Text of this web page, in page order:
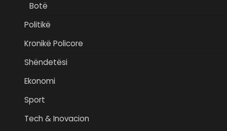
Botë
Politikë
Kronikë Policore
Shëndetësi
Ekonomi
Sport
Tech & Inovacion